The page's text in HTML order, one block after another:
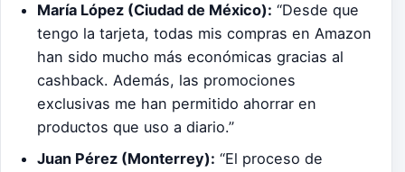
María López (Ciudad de México): “Desde que
tengo la tarjeta, todas mis compras en Amazon
han sido mucho más económicas gracias al
cashback. Además, las promociones
exclusivas me han permitido ahorrar en
productos que uso a diario.”
Juan Pérez (Monterrey): “El proceso de